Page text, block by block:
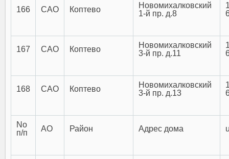
166 САО Коптево
Новомихалковский
1-й пр. д.8
167 САО Коптево
Новомихалковский
3-й пр. д.11
168 САО Коптево
Новомихалковский
3-й пр. д.13
No
п/п
АО Район Адрес дома